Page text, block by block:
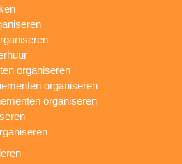
organiseren
organiseren
organiseren